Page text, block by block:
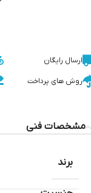
ارسال رایگان
روش های پرداخت
مشخصات فنی
برند